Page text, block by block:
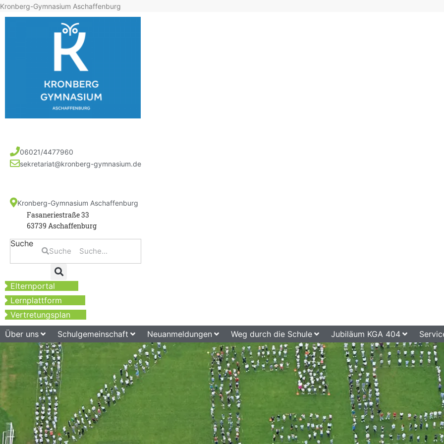
Kronberg-Gymnasium Aschaffenburg
06021/4477960
sekretariat@kronberg-gymnasium.de
Kronberg-Gymnasium Aschaffenburg
Fasaneriestraße 33
63739 Aschaffenburg
Suche
Suche
Elternportal
Lernplattform
Vertretungsplan
Über uns
Schulgemeinschaft Neuanmeldungen Weg durch die Schule Jubiläum KGA 404